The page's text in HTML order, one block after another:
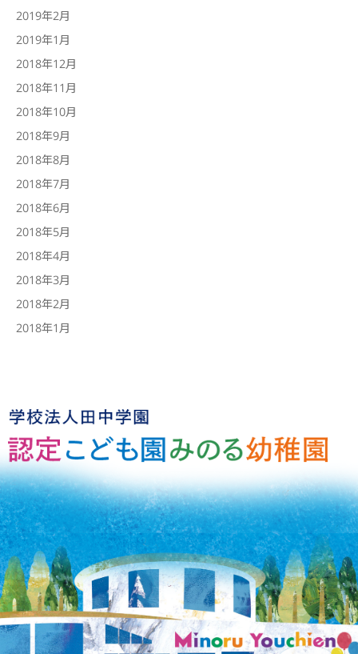
2019年2月
2019年1月
2018年12月
2018年11月
2018年10月
2018年9月
2018年8月
2018年7月
2018年6月
2018年5月
2018年4月
2018年3月
2018年2月
2018年1月